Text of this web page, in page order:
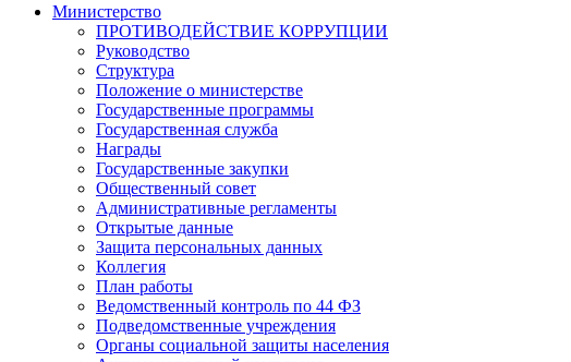
Министерство
ПРОТИВОДЕЙСТВИЕ КОРРУПЦИИ
Руководство
Структура
Положение о министерстве
Государственные программы
Государственная служба
Награды
Государственные закупки
Общественный совет
Административные регламенты
Открытые данные
Защита персональных данных
Коллегия
План работы
Ведомственный контроль по 44 ФЗ
Подведомственные учреждения
Органы социальной защиты населения